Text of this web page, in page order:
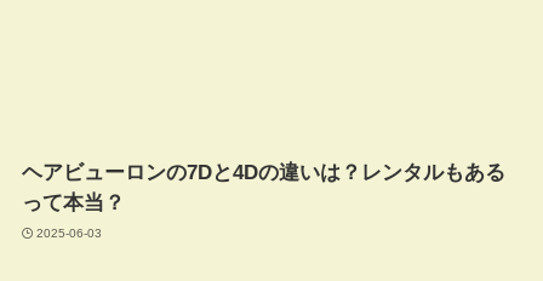
ヘアビューロンの7Dと4Dの違いは？レンタルもある
って本当？
2025-06-03